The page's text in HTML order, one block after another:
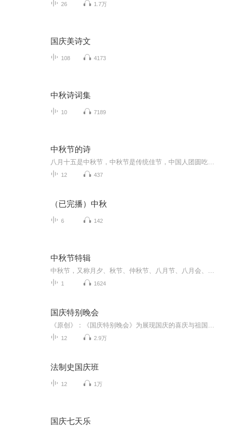
26 1.7万
国庆美诗文
108 4173
中秋诗词集
10 7189
中秋节的诗
12 437
（已完播）中秋
6 142
中秋节特辑
1 1624
国庆特别晚会
12 2.9万
法制史国庆班
12 1万
国庆七天乐